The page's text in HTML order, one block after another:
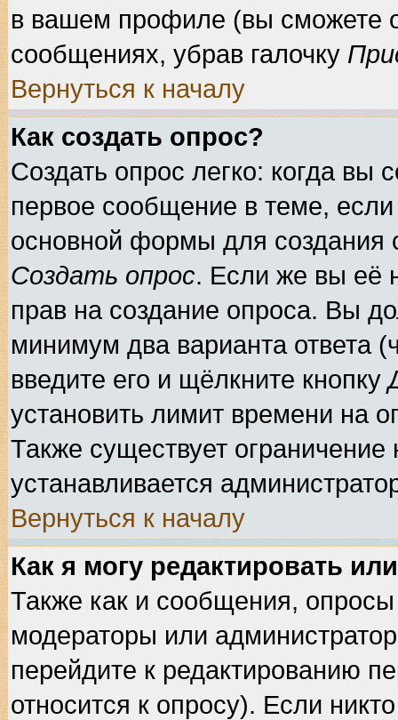
в вашем профиле (вы сможете
сообщениях, убрав галочку
Вернуться к началу
Как создать опрос?
Создать опрос легко: когда вы
первое сообщение в теме,
основной формы для
Создать опрос. Если же вы её
прав на создание опроса. Вы
минимум два варианта ответа
введите его и щёлкните кнопку
установить лимит времени на
Также существует ограничение
устанавливается
Вернуться к началу
Как я могу редактировать
Также как и сообщения, опросы
модераторы или
перейдите к редактированию
относится к опросу). Если